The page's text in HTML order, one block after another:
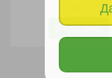
В корзину